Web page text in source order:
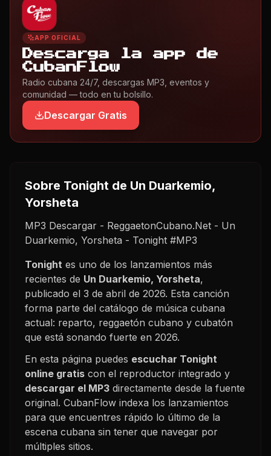
APP OFICIAL
Descarga la app de
CubanFlow
Radio cubana 24/7, descargas MP3, eventos y
comunidad — todo en tu bolsillo.
Descargar Gratis
Sobre Tonight de Un Duarkemio,
Yorsheta
MP3 Descargar - ReggaetonCubano.Net - Un
Duarkemio, Yorsheta - Tonight #MP3
Tonight es uno de los lanzamientos más
recientes de Un Duarkemio, Yorsheta,
publicado el 3 de abril de 2026. Esta canción
forma parte del catálogo de música cubana
actual: reparto, reggaetón cubano y cubatón
que está sonando fuerte en 2026.
En esta página puedes escuchar Tonight
online gratis con el reproductor integrado y
descargar el MP3 directamente desde la fuente
original. CubanFlow indexa los lanzamientos
para que encuentres rápido lo último de la
escena cubana sin tener que navegar por
múltiples sitios.